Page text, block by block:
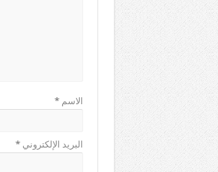
الاسم*
البريد الإلكتروني*